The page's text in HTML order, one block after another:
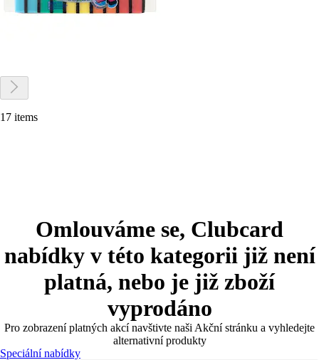
17 items
Omlouváme se, Clubcard
nabídky v této kategorii již není
platná, nebo je již zboží
vyprodáno
Pro zobrazení platných akcí navštivte naši Akční stránku a vyhledejte
alternativní produkty
Speciální nabídky